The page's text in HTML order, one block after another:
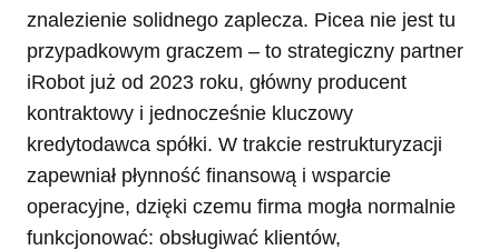
znalezienie solidnego zaplecza. Picea nie jest tu
przypadkowym graczem – to strategiczny partner
iRobot już od 2023 roku, główny producent
kontraktowy i jednocześnie kluczowy
kredytodawca spółki. W trakcie restrukturyzacji
zapewniał płynność finansową i wsparcie
operacyjne, dzięki czemu firma mogła normalnie
funkcjonować: obsługiwać klientów,